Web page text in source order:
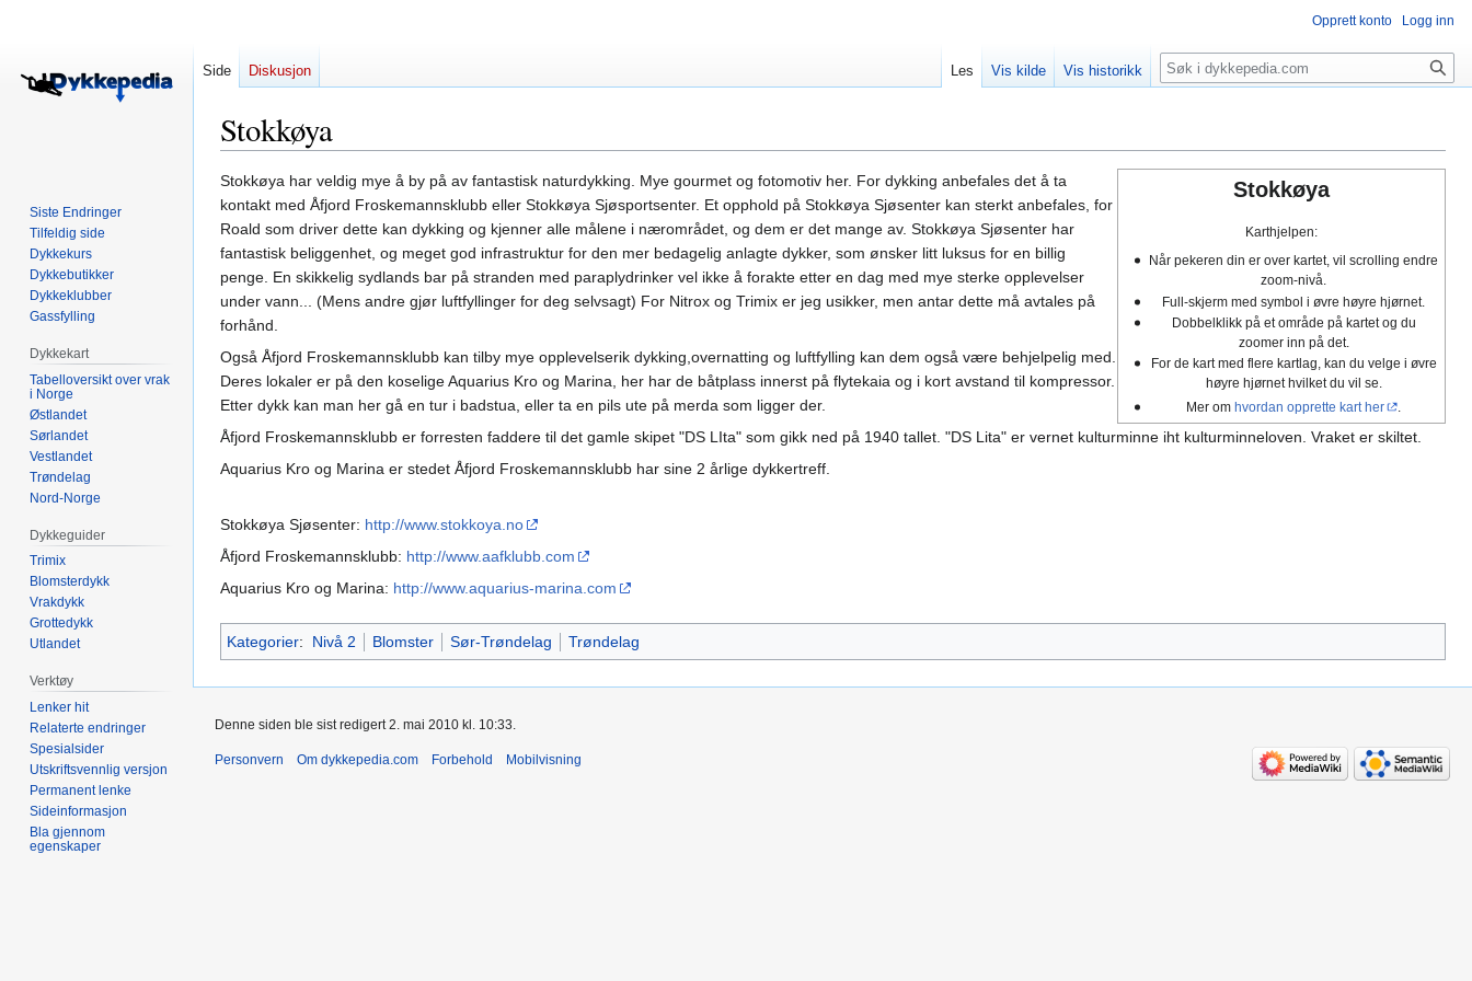
Stokkøya
Hopp
til
navigering
Hopp
til
søk
Stokkøya
Karthjelpen:
Når pekeren din er over kartet, vil scrolling endre
zoom-nivå.
Full-skjerm med symbol i øvre høyre hjørnet.
Dobbelklikk på et område på kartet og du
zoomer inn på det.
For de kart med flere kartlag, kan du velge i øvre
høyre hjørnet hvilket du vil se.
Mer om hvordan opprette kart her
Stokkøya har veldig mye å by på av fantastisk naturdykking. Mye gourmet og fotomotiv her. For dykking anbefales det å ta
kontakt med Åfjord Froskemannsklubb eller Stokkøya Sjøsportsenter. Et opphold på Stokkøya Sjøsenter kan sterkt anbefales, for
Roald som driver dette kan dykking og kjenner alle målene i nærområdet, og dem er det mange av. Stokkøya Sjøsenter har
fantastisk beliggenhet, og meget god infrastruktur for den mer bedagelig anlagte dykker, som ønsker litt luksus for en billig
penge. En skikkelig sydlands bar på stranden med paraplydrinker vel ikke å forakte etter en dag med mye sterke opplevelser
under vann... (Mens andre gjør luftfyllinger for deg selvsagt) For Nitrox og Trimix er jeg usikker, men antar dette må avtales på
forhånd.
Også Åfjord Froskemannsklubb kan tilby mye opplevelserik dykking,overnatting og luftfylling kan dem også være behjelpelig med.
Deres lokaler er på den koselige Aquarius Kro og Marina, her har de båtplass innerst på flytekaia og i kort avstand til kompressor.
Etter dykk kan man her gå en tur i badstua, eller ta en pils ute på merda som ligger der.
Åfjord Froskemannsklubb er forresten faddere til det gamle skipet "DS LIta" som gikk ned på 1940 tallet. "DS Lita" er vernet kulturminne iht kulturminneloven. Vraket er skiltet.
Aquarius Kro og Marina er stedet Åfjord Froskemannsklubb har sine 2 årlige dykkertreff.
Stokkøya Sjøsenter: http://www.stokkoya.no
Åfjord Froskemannsklubb: http://www.aafklubb.com
Aquarius Kro og Marina: http://www.aquarius-marina.com
Kategorier: Nivå 2 Blomster Sør-Trøndelag Trøndelag
Opprett konto Logg inn
Side Diskusjon Les Vis kilde Vis historikk Søk
Siste Endringer
Tilfeldig side
Dykkekurs
Dykkebutikker
Dykkeklubber
Gassfylling
Dykkekart
Tabelloversikt over vrak
i Norge
Østlandet
Sørlandet
Vestlandet
Trøndelag
Nord-Norge
Dykkeguider
Trimix
Blomsterdykk
Vrakdykk
Grottedykk
Utlandet
Verktøy
Lenker hit
Relaterte endringer
Spesialsider
Utskriftsvennlig versjon
Permanent lenke
Sideinformasjon
Bla gjennom
egenskaper
Denne siden ble sist redigert 2. mai 2010 kl. 10:33.
Personvern Om dykkepedia.com Forbehold Mobilvisning